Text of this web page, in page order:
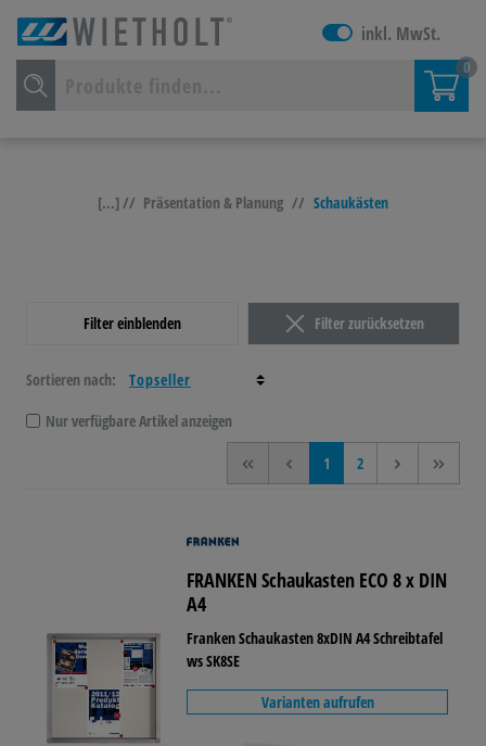
inkl. MwSt.
0
[...] // Präsentation & Planung // Schaukästen
Filter einblenden Filter zurücksetzen
Sortieren nach:
Nur verfügbare Artikel anzeigen
<< < 1 2 > >>
FRANKEN Schaukasten ECO 8 x DIN
A4
Franken Schaukasten 8xDIN A4 Schreibtafel
ws SK8SE
Varianten aufrufen